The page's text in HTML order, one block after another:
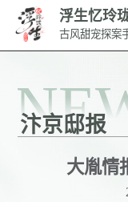
浮生忆玲
古风甜宠探案
汴京邸报
大胤情